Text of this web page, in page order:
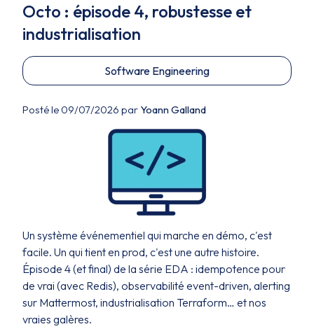
Octo : épisode 4, robustesse et
industrialisation
Software Engineering
Posté le 09/07/2026 par Yoann Galland
Un système événementiel qui marche en démo, c'est
facile. Un qui tient en prod, c'est une autre histoire.
Épisode 4 (et final) de la série EDA : idempotence pour
de vrai (avec Redis), observabilité event-driven, alerting
sur Mattermost, industrialisation Terraform… et nos
vraies galères.